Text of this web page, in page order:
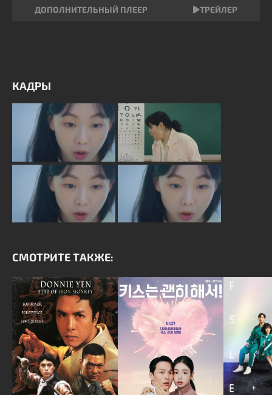
ДОПОЛНИТЕЛЬНЫЙ ПЛЕЕР ТРЕЙЛЕР
КАДРЫ
СМОТРИТЕ ТАКЖЕ: